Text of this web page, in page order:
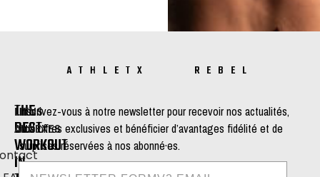
ATHLETX REBEL
THE
BEST
WORKOUT
IN
LIENS
ANNEXES
Inscrivez-vous à notre newsletter pour recevoir nos actualités,
nos offres exclusives et bénéficier d’avantages fidélité et de
surprises réservées à nos abonné·es.